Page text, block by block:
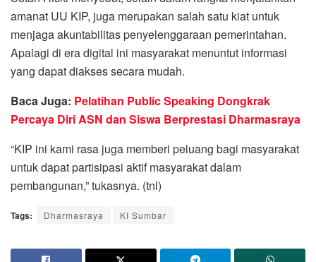
amanat UU KIP, juga merupakan salah satu kiat untuk
menjaga akuntabilitas penyelenggaraan pemerintahan.
Apalagi di era digital ini masyarakat menuntut informasi
yang dapat diakses secara mudah.
Baca Juga: Pelatihan Public Speaking Dongkrak
Percaya Diri ASN dan Siswa Berprestasi Dharmasraya
“KIP ini kami rasa juga memberi peluang bagi masyarakat
untuk dapat partisipasi aktif masyarakat dalam
pembangunan,” tukasnya. (tnl)
Tags: Dharmasraya KI Sumbar